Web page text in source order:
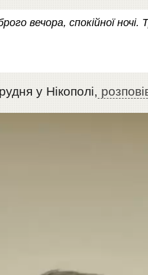
вечора, спокійної
у Нікополі,